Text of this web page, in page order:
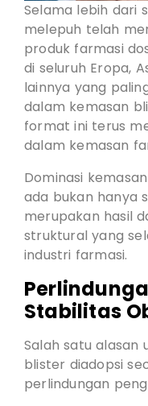
Selama lebih dari
melepuh telah
produk farmasi
di seluruh Eropa,
lainnya yang
dalam kemasan
format ini terus
dalam kemasan
Dominasi
ada bukan hanya
merupakan hasil
struktural yang
industri farmasi.
Stabilitas
Salah satu alasan
blister diadopsi
perlindungan